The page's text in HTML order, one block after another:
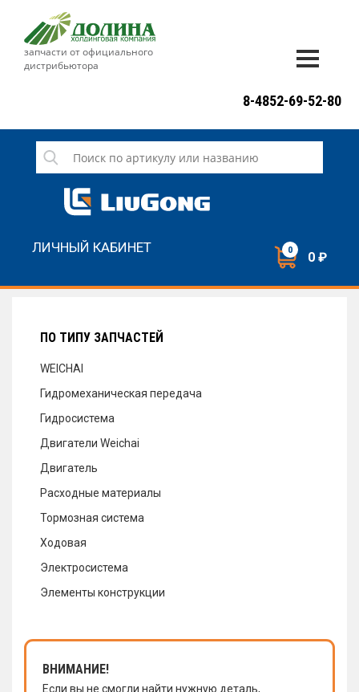
запчасти от официального
дистрибьютора
СЕРВИС
НОВОСТИ
8-4852-69-52-80
ЛИЧНЫЙ КАБИНЕТ 0 0 ₽
ПО ТИПУ ЗАПЧАСТЕЙ
WEICHAI
Гидромеханическая передача
Гидросистема
Двигатели Weichai
Двигатель
Расходные материалы
Тормозная система
Ходовая
Электросистема
Элементы конструкции
ВНИМАНИЕ!
Если вы не смогли найти нужную деталь,